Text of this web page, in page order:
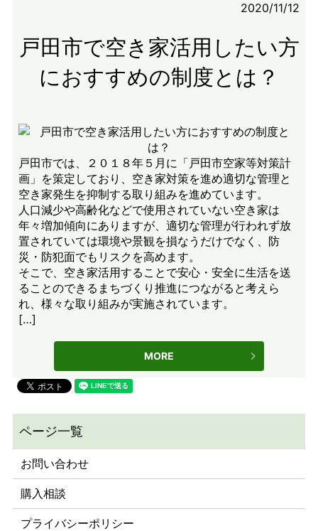
2020/11/12
戸田市で空き家活用したい方
におすすめの制度とは？
戸田市では、２０１８年５月に「戸田市空家等対策計
画」を策定しており、空き家対策を進め適切な管理と
空き家発生を抑制する取り組みを進めています。
人口減少や高齢化などで使用されていない空き家は
年々増加傾向にありますが、適切な管理が行われず放
置されていては環境や景観を損なうだけでなく、防
災・防犯面でもリスクを高めます。
そこで、空き家活用することで安心・安全に生活を送
ることのできるまちづくり推進につながると考えら
れ、様々な取り組みが実施されています。
[…]
MORE
お問い合わせ
購入相談
プライバシーポリシー